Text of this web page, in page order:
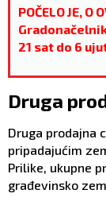
POČELO JE, O
21 sat do 6
Druga
Druga prodajna
pripadajućim
Prilike, ukupne
građevinsko